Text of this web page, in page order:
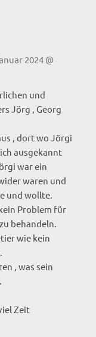
2024 @
und
Jörg , Georg
, dort wo Jörgi
ausgekannt
war ein
waren und
und wollte.
Problem für
behandeln.
wie kein
, was sein
Zeit